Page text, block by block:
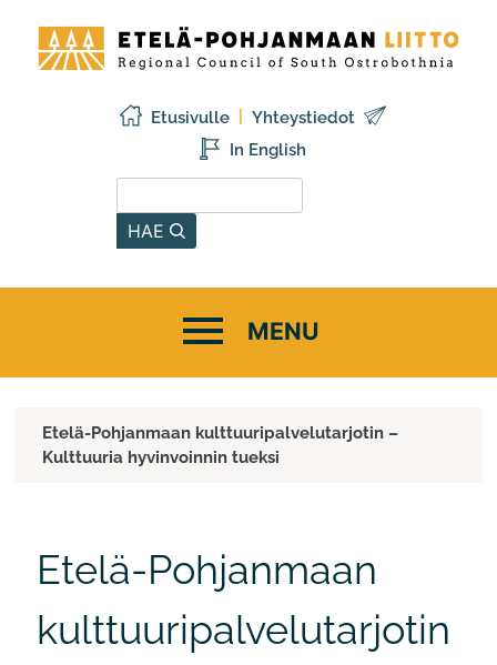
sisältöön
Pohjanmaan
liitto
Etusivulle Yhteystiedot
HAE
In English
Etelä-Pohjanmaan kulttuuripalvelutarjotin –
Kulttuuria hyvinvoinnin tueksi
Etelä-Pohjanmaan
kulttuuripalvelutarjotin